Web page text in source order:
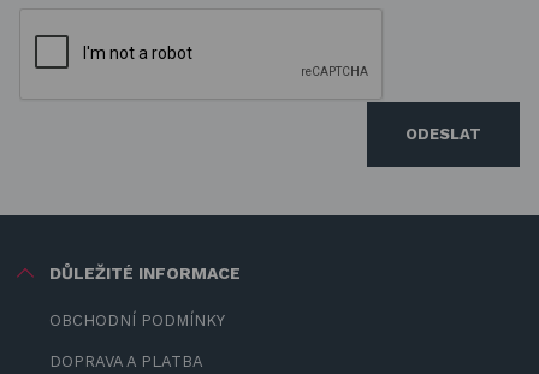
ODESLAT
DŮLEŽITÉ INFORMACE
OBCHODNÍ PODMÍNKY
DOPRAVA A PLATBA